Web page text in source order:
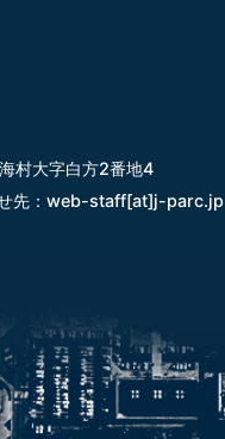
村大字白方2番地4
先： web-staff[at]j-parc.jp